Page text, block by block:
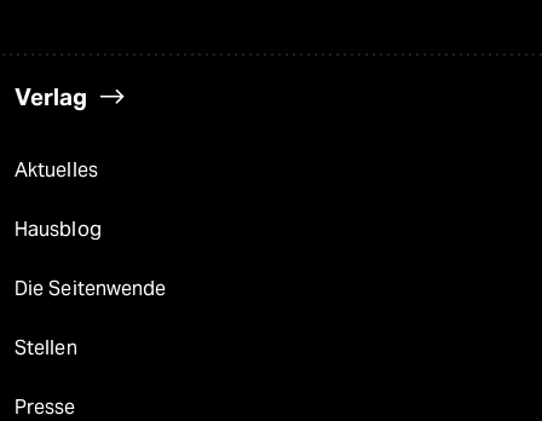
Verlag
Aktuelles
Hausblog
Die Seitenwende
Stellen
Presse